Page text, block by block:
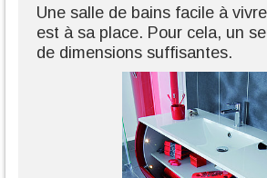
Une salle de bains facile à
est à sa place. Pour cela, un
de dimensions suffisantes.